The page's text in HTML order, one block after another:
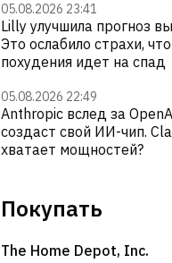
05.08.2026 23:41
Lilly улучшила прогноз
Это ослабило страхи,
похудения идет на спад
05.08.2026 22:49
Anthropic вслед за
создаст свой ИИ-чип.
хватает мощностей?
Покупать
The Home Depot, Inc.